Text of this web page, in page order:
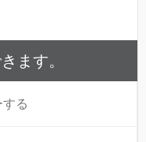
ます。
る